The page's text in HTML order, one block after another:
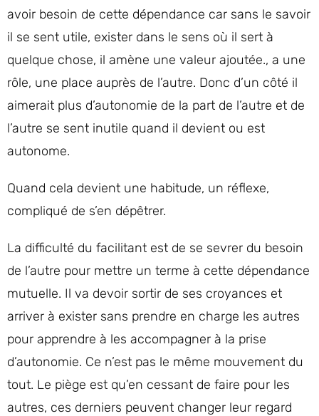
avoir besoin de cette dépendance car sans le savoir
il se sent utile, exister dans le sens où il sert à
quelque chose, il amène une valeur ajoutée., a une
rôle, une place auprès de l’autre. Donc d’un côté il
aimerait plus d’autonomie de la part de l’autre et de
l’autre se sent inutile quand il devient ou est
autonome.
Quand cela devient une habitude, un réflexe,
compliqué de s’en dépêtrer.
La difficulté du facilitant est de se sevrer du besoin
de l’autre pour mettre un terme à cette dépendance
mutuelle. Il va devoir sortir de ses croyances et
arriver à exister sans prendre en charge les autres
pour apprendre à les accompagner à la prise
d’autonomie. Ce n’est pas le même mouvement du
tout. Le piège est qu’en cessant de faire pour les
autres, ces derniers peuvent changer leur regard